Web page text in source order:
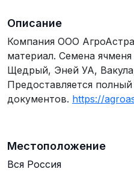
Описание
Компания ООО
материал. Семена
Щедрый, Эней УА,
Предоставляется полный
документов. https://
Местоположение
Вся Россия